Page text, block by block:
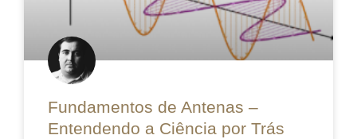
Fundamentos de Antenas –
Entendendo a Ciência por Trás